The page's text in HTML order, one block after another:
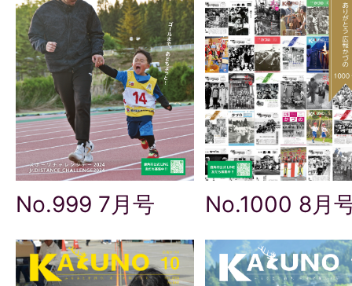
No.999 7月号 No.1000 8月